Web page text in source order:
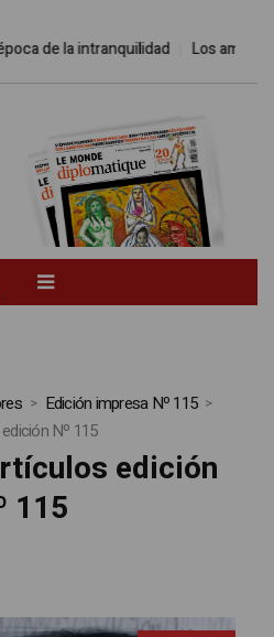
de la intranquilidad Los amos
Edición impresa Nº 115
Nº 115
edición
115